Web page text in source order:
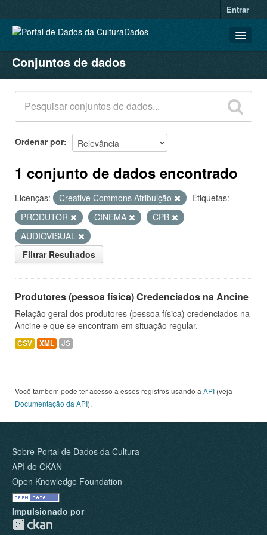
Entrar
CONJUNTOS DE DADOS
ORGANIZAÇÕES
GRUPOS
SOBRE
Conjuntos de dados
Ordenar por
1 conjunto de dados encontrado
Licenças: Creative Commons Atribuição
Etiquetas:
PRODUTOR
CINEMA
CPB
AUDIOVISUAL
Filtrar Resultados
Produtores (pessoa física) Credenciados na Ancine
Relação geral dos produtores (pessoa física) credenciados na
Ancine e que se encontram em situação regular.
CSV XML JS
Você também pode ter acesso a esses registros usando a API (veja
Documentação da API).
Sobre Portal de Dados da Cultura
API do CKAN
Open Knowledge Foundation
Impulsionado por